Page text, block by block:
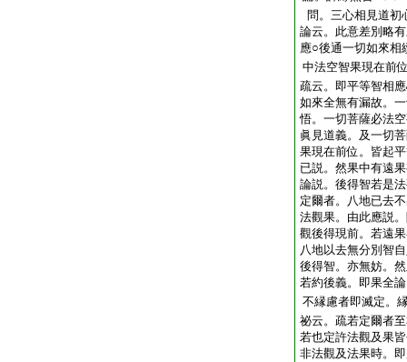
問。三心相見道初
論云。此意差別略
應○後通一切如來相
中法空智果現在前
疏云。即平等智相
如來全無有漏故。
悟。一切菩薩必法
眞見道義。及一切
果現在前位。皆起
已説。然果中有遠
論説。後得智若是
定爾者。八地已去
法觀果。由此應説
觀後得現前。若遠
八地以去無分別智
後得智。亦無妨。
若約後義。即果全
不縁慮者即滅定。
祕云。疏若定爾者
若也定許法觀及果
非法觀及法果時。